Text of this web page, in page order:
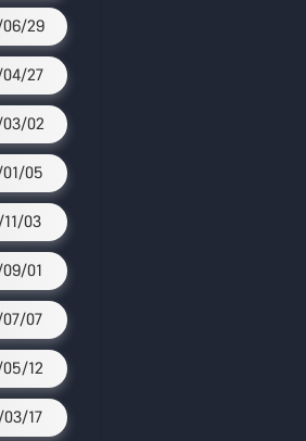
29
27
02
05
03
01
07
12
17